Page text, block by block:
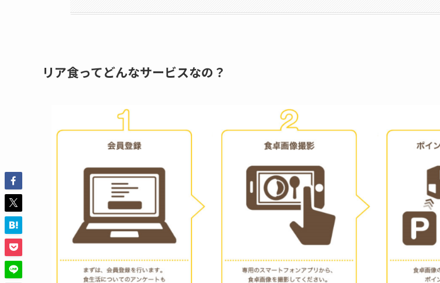
リア食ってどんなサービスなの？